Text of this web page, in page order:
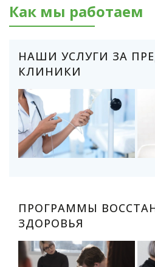
Как мы работаем
НАШИ УСЛУГИ ЗА
КЛИНИКИ
ПРОГРАММЫ
ЗДОРОВЬЯ